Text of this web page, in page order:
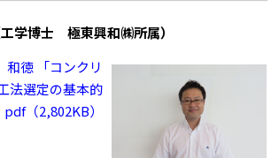
学博士 極東興和㈱所属）
徳 「コンクリ
法選定の基本的
（2,802KB）